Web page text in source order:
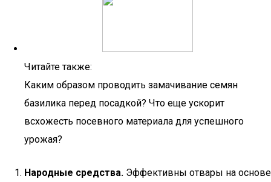
Читайте также:
Каким образом проводить замачивание семян
базилика перед посадкой? Что еще ускорит
всхожесть посевного материала для успешного
урожая?
Народные средства. Эффективны отвары на основе